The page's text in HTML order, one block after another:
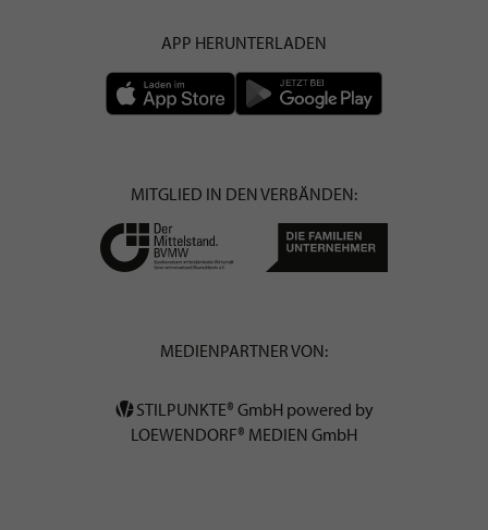
APP HERUNTERLADEN
MITGLIED IN DEN VERBÄNDEN:
MEDIENPARTNER VON:
STILPUNKTE® GmbH powered by
LOEWENDORF® MEDIEN GmbH